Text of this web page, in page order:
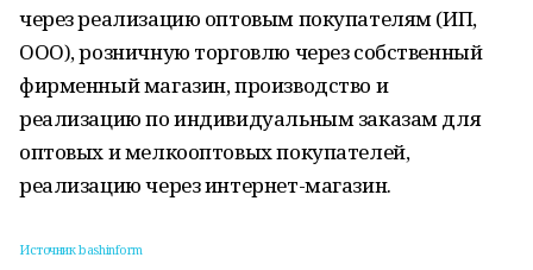
через реализацию оптовым покупателям (ИП,
ООО), розничную торговлю через собственный
фирменный магазин, производство и
реализацию по индивидуальным заказам для
оптовых и мелкооптовых покупателей,
реализацию через интернет-магазин.
Источник bashinform